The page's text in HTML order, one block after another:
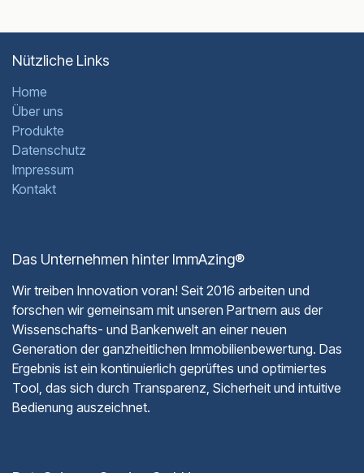
Nützliche Links
Home
Über uns
Produkte
Datenschutz
Impressum
Kontakt
Das Unternehmen hinter ImmAzing®
Wir treiben Innovation voran! Seit 2016 arbeiten und
forschen wir gemeinsam mit unseren Partnern aus der
Wissenschafts- und Bankenwelt an einer neuen
Generation der ganzheitlichen Immobilienbewertung. Das
Ergebnis ist ein kontinuierlich geprüftes und optimiertes
Tool, das sich durch Transparenz, Sicherheit und intuitive
Bedienung auszeichnet.